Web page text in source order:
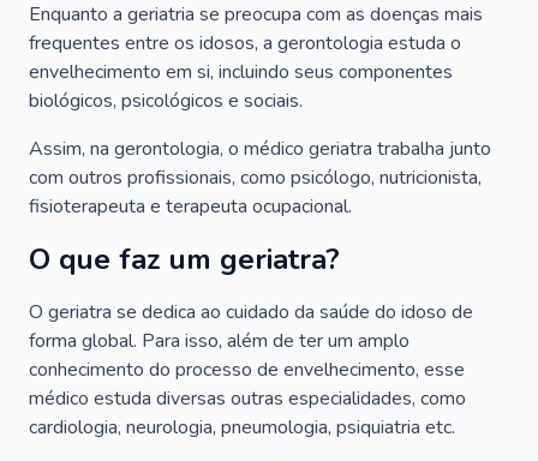
Enquanto a geriatria se preocupa com as doenças mais
frequentes entre os idosos, a gerontologia estuda o
envelhecimento em si, incluindo seus componentes
biológicos, psicológicos e sociais.
Assim, na gerontologia, o médico geriatra trabalha junto
com outros profissionais, como psicólogo, nutricionista,
fisioterapeuta e terapeuta ocupacional.
O que faz um geriatra?
O geriatra se dedica ao cuidado da saúde do idoso de
forma global. Para isso, além de ter um amplo
conhecimento do processo de envelhecimento, esse
médico estuda diversas outras especialidades, como
cardiologia, neurologia, pneumologia, psiquiatria etc.